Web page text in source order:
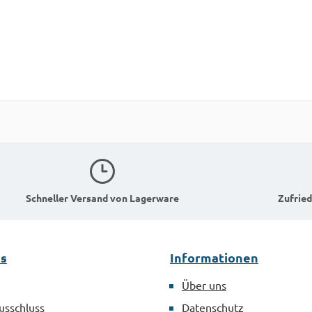
Schneller Versand von Lagerware
Informationen
Über uns
Datenschutz